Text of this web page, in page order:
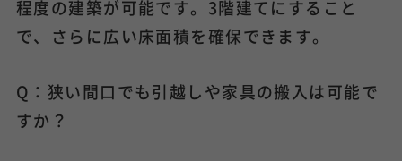
程度の建築が可能です。3階建てにすること
で、さらに広い床面積を確保できます。
Q：狭い間口でも引越しや家具の搬入は可能で
すか？